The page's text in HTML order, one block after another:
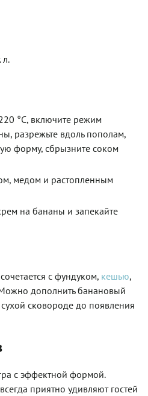
л.
°С, включите режим
разрежьте вдоль пополам,
форму, сбрызните соком
медом и растопленным
на бананы и запекайте
с фундуком, кешью,
дополнить банановый
сковороде до появления
с эффектной формой.
приятно удивляют гостей